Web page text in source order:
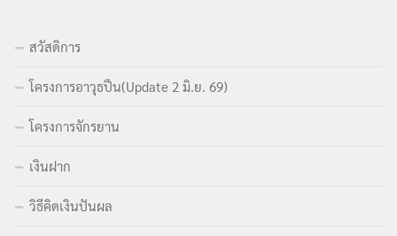
สวัสดิการ
โครงการอาวุธปืน(Update 2 มิ.ย. 69)
โครงการจักรยาน
เงินฝาก
วิธีคิดเงินปันผล